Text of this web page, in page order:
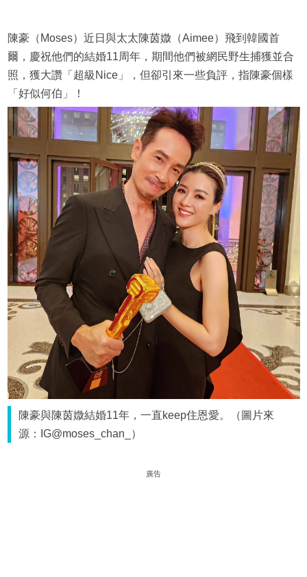
陳豪（Moses）近日與太太陳茵媺（Aimee）飛到韓國首
爾，慶祝他們的結婚11周年，期間他們被網民野生捕獲並合
照，獲大讚「超級Nice」，但卻引來一些負評，指陳豪個樣
「好似何伯」！
陳豪與陳茵媺結婚11年，一直keep住恩愛。（圖片來
源：IG@moses_chan_）
廣告